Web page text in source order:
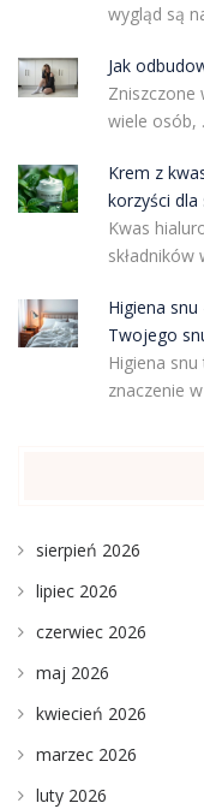
wygląd są
Jak
Zniszczone
wiele osób,
Krem z
korzyści dla
Kwas
Higiena
Twojego
Higiena
znaczenie
sierpień 2026
lipiec 2026
czerwiec 2026
maj 2026
kwiecień 2026
marzec 2026
luty 2026